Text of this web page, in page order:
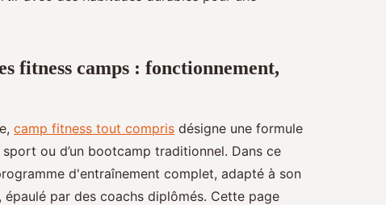
fitness camps : fonctionnement,
camp fitness tout compris désigne une formule
ou d’un bootcamp traditionnel. Dans ce
d'entraînement complet, adapté à son
épaulé par des coachs diplômés. Cette page